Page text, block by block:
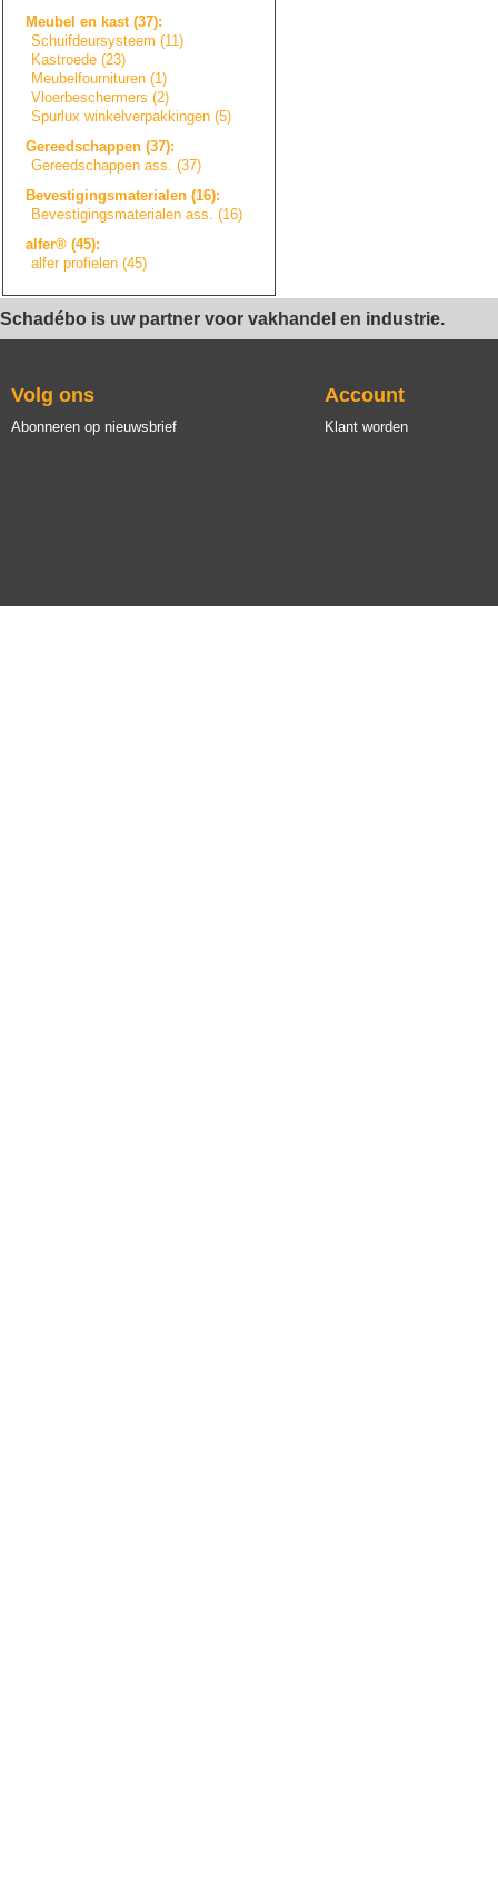
Meubel en kast (37):
Schuifdeursysteem (11)
Kastroede (23)
Meubelfournituren (1)
Vloerbeschermers (2)
Spurlux winkelverpakkingen (5)
Gereedschappen (37):
Gereedschappen ass. (37)
Bevestigingsmaterial en (16):
Bevestigingsmaterialen ass. (16)
alfer® (45):
alfer profielen (45)
Schadébo is uw partner voor vakhandel en industrie.
Volg ons
Abonneren op nieuwsbrief
Account
Klant worden